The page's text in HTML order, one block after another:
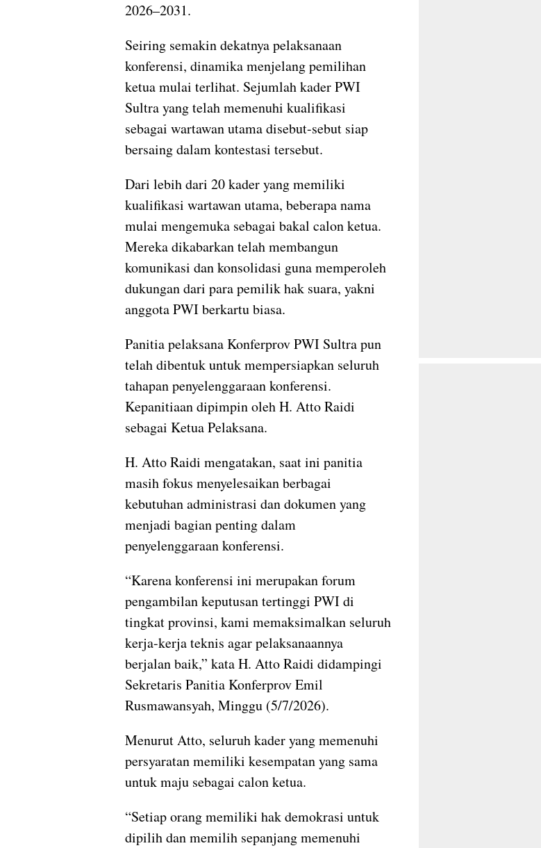
2026–2031.
Seiring semakin dekatnya pelaksanaan
konferensi, dinamika menjelang pemilihan
ketua mulai terlihat. Sejumlah kader PWI
Sultra yang telah memenuhi kualifikasi
sebagai wartawan utama disebut-sebut siap
bersaing dalam kontestasi tersebut.
Dari lebih dari 20 kader yang memiliki
kualifikasi wartawan utama, beberapa nama
mulai mengemuka sebagai bakal calon ketua.
Mereka dikabarkan telah membangun
komunikasi dan konsolidasi guna memperoleh
dukungan dari para pemilik hak suara, yakni
anggota PWI berkartu biasa.
Panitia pelaksana Konferprov PWI Sultra pun
telah dibentuk untuk mempersiapkan seluruh
tahapan penyelenggaraan konferensi.
Kepanitiaan dipimpin oleh H. Atto Raidi
sebagai Ketua Pelaksana.
H. Atto Raidi mengatakan, saat ini panitia
masih fokus menyelesaikan berbagai
kebutuhan administrasi dan dokumen yang
menjadi bagian penting dalam
penyelenggaraan konferensi.
“Karena konferensi ini merupakan forum
pengambilan keputusan tertinggi PWI di
tingkat provinsi, kami memaksimalkan seluruh
kerja-kerja teknis agar pelaksanaannya
berjalan baik,” kata H. Atto Raidi didampingi
Sekretaris Panitia Konferprov Emil
Rusmawansyah, Minggu (5/7/2026).
Menurut Atto, seluruh kader yang memenuhi
persyaratan memiliki kesempatan yang sama
untuk maju sebagai calon ketua.
“Setiap orang memiliki hak demokrasi untuk
dipilih dan memilih sepanjang memenuhi